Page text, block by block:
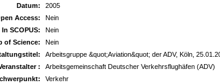
Datum:
2005
Access:
Nein
In SCOPUS:
Nein
of Science:
Nein
Arbeitsgruppe &quot;Aviation&quot; der ADV, Köln,
:
Arbeitsgemeinschaft Deutscher Verkehrsflughäfen (ADV)
Verkehr